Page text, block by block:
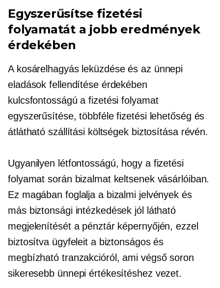
Egyszerűsítse fizetési
folyamatát a jobb eredmények
érdekében
A kosárelhagyás leküzdése és az ünnepi
eladások fellendítése érdekében
kulcsfontosságú a fizetési folyamat
egyszerűsítése, többféle fizetési lehetőség és
átlátható szállítási költségek biztosítása révén.
Ugyanilyen létfontosságú, hogy a fizetési
folyamat során bizalmat keltsenek vásárlóiban.
Ez magában foglalja a bizalmi jelvények és
más biztonsági intézkedések jól látható
megjelenítését a pénztár képernyőjén, ezzel
biztosítva ügyfeleit a biztonságos és
megbízható tranzakcióról, ami végső soron
sikeresebb ünnepi értékesítéshez vezet.